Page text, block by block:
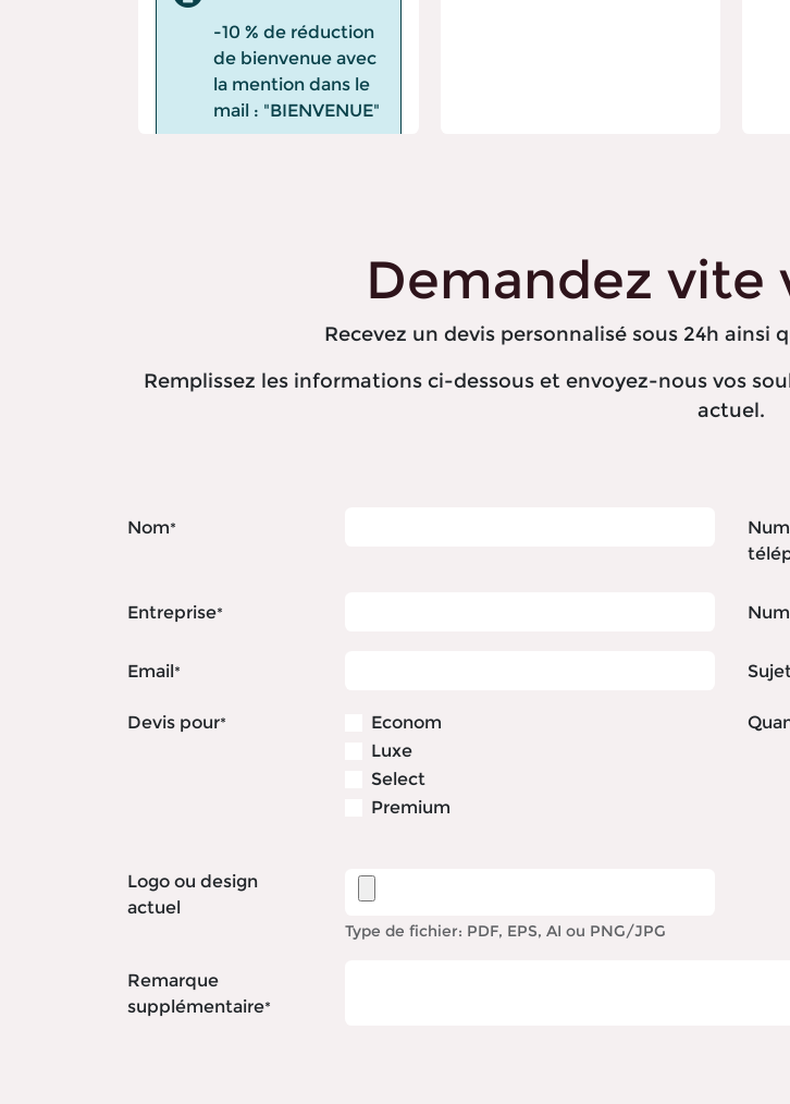
-10 % de réduction
de bienvenue avec
la mention dans le
mail : "BIENVENUE"
Demandez vite
Recevez un devis personnalisé sous 24h ainsi
Remplissez les informations ci-dessous et envoyez-nous vos
actuel.
Nom*
Entreprise*
Email*
Devis pour*
Econom
Luxe
Select
Premium
Logo ou design
actuel
Type de fichier: PDF, EPS, AI ou PNG/JPG
Remarque
supplémentaire*